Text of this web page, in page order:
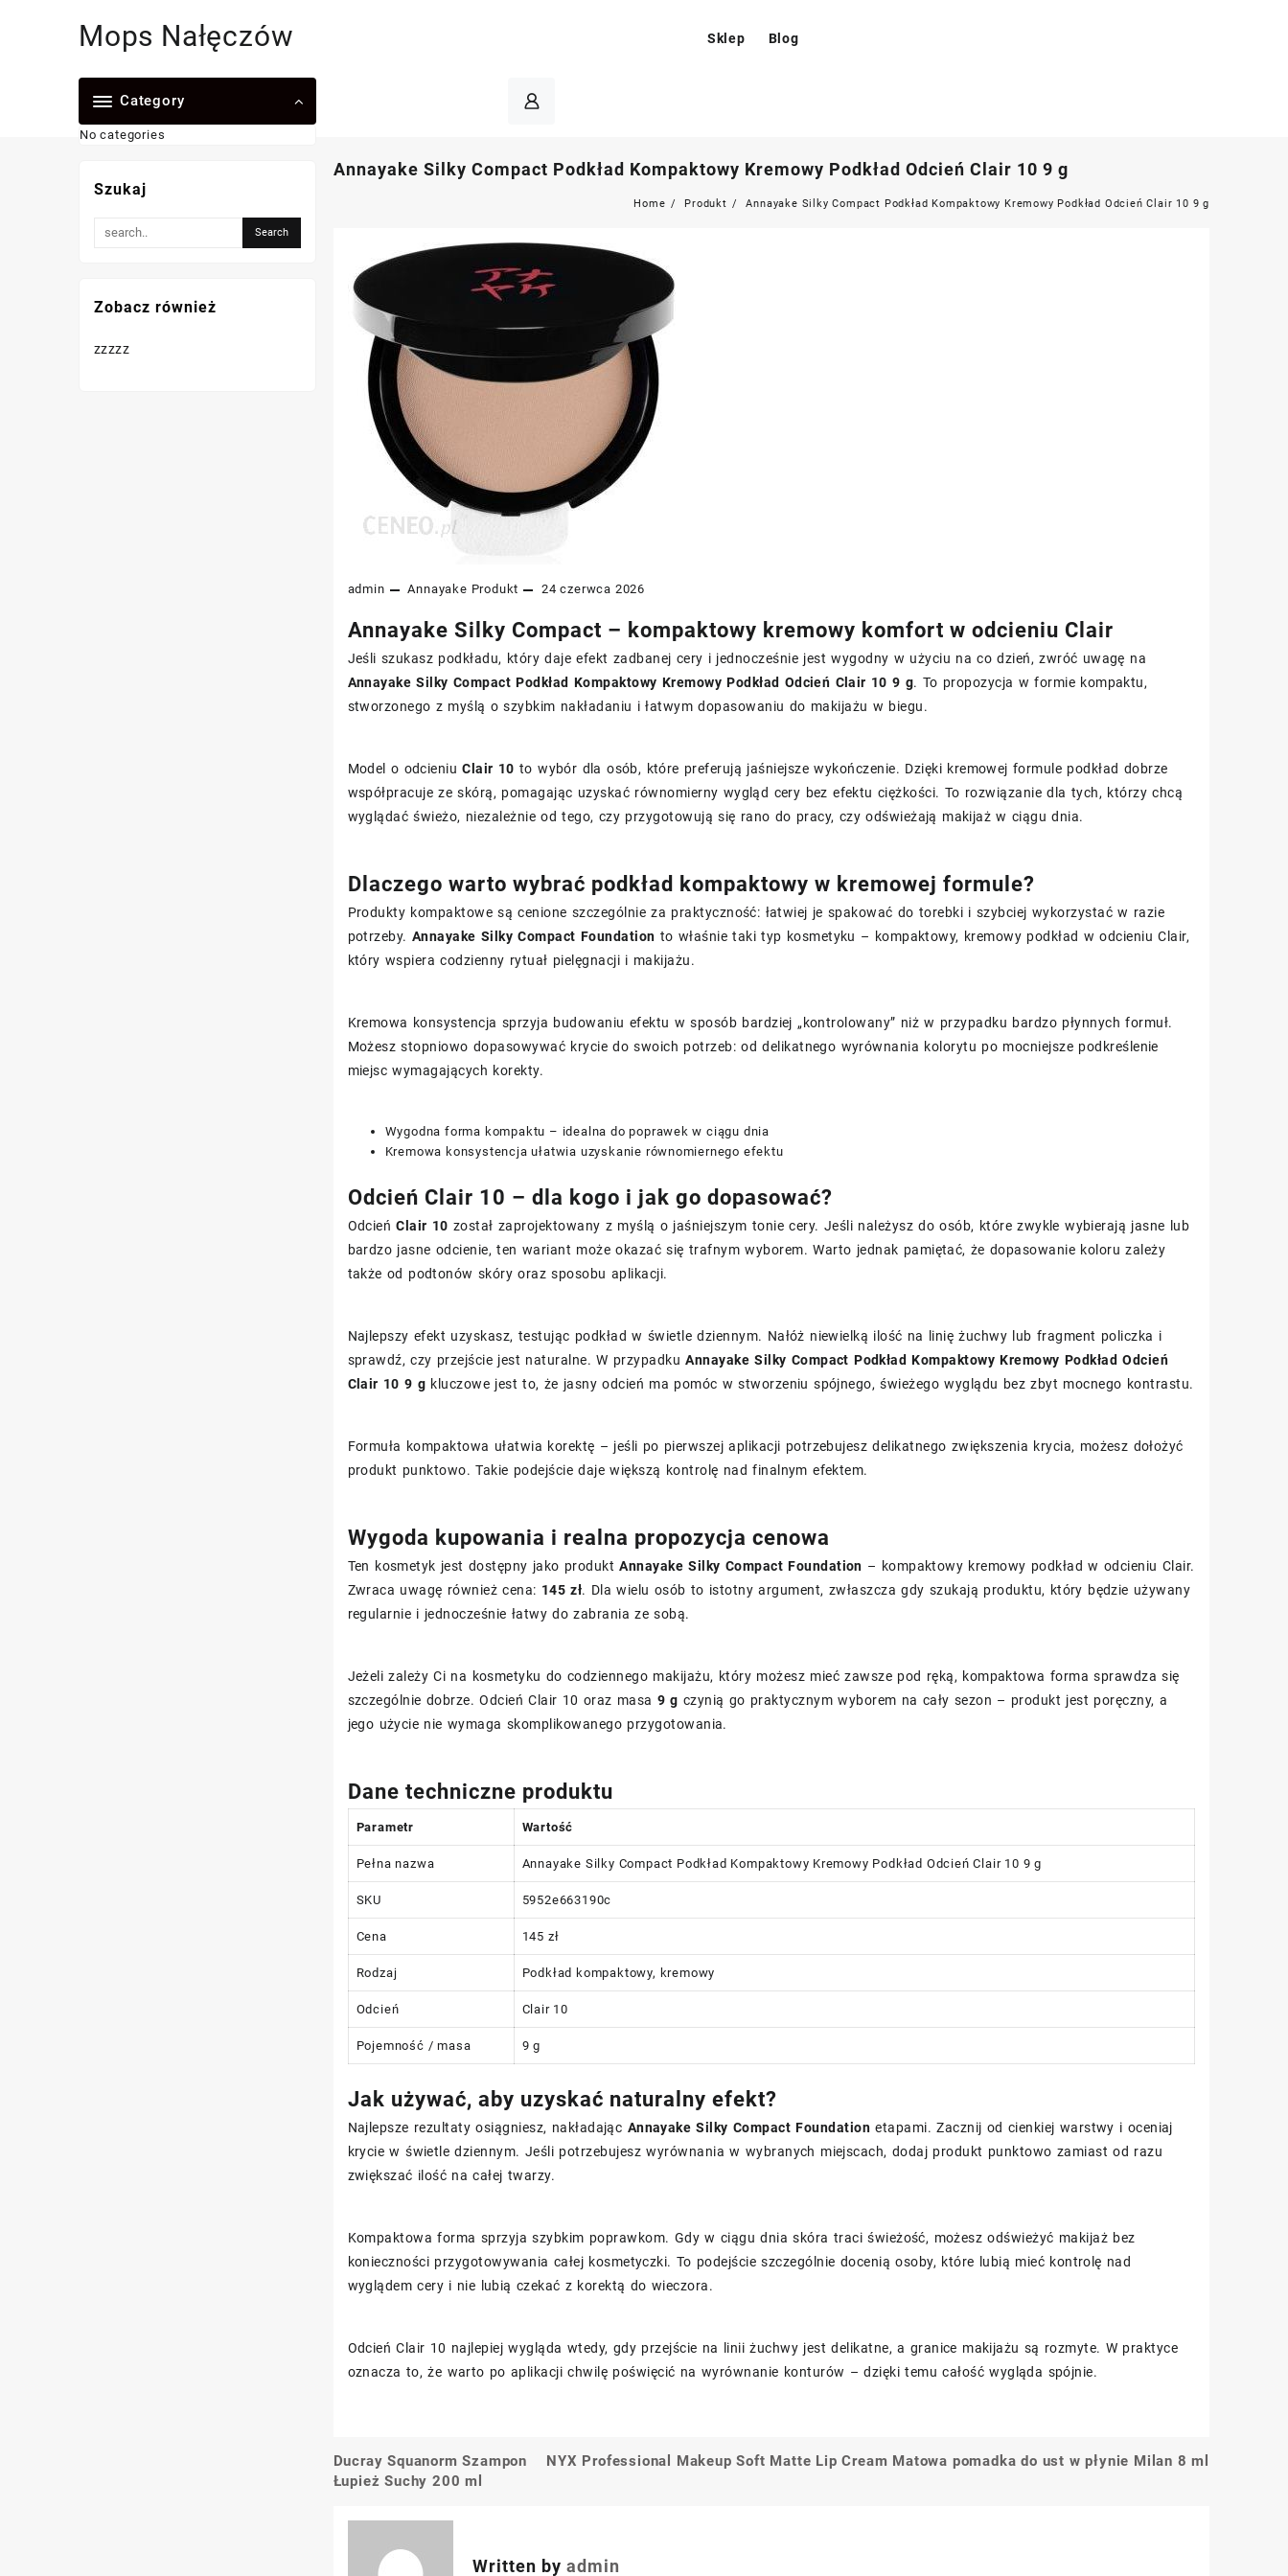
Mops Nałęczów Sklep Blog
Category
No categories
Annayake Silky Compact Podkład Kompaktowy Kremowy Podkład Odcień Clair 10 9 g
Home Produkt Annayake Silky Compact Podkład Kompaktowy Kremowy Podkład Odcień Clair 10 9 g
admin Annayake Produkt 24 czerwca 2026
Annayake Silky Compact – kompaktowy kremowy komfort w odcieniu Clair
Jeśli szukasz podkładu, który daje efekt zadbanej cery i jednocześnie jest wygodny w użyciu na co dzień, zwróć uwagę na
Annayake Silky Compact Podkład Kompaktowy Kremowy Podkład Odcień Clair 10 9 g. To propozycja w formie kompaktu,
stworzonego z myślą o szybkim nakładaniu i łatwym dopasowaniu do makijażu w biegu.
Model o odcieniuClair 10 to wybór dla osób, które preferują jaśniejsze wykończenie. Dzięki kremowej formule podkład dobrze
współpracuje ze skórą, pomagając uzyskać równomierny wygląd cery bez efektu ciężkości. To rozwiązanie dla tych, którzy chcą
wyglądać świeżo, niezależnie od tego, czy przygotowują się rano do pracy, czy odświeżają makijaż w ciągu dnia.
Dlaczego warto wybrać podkład kompaktowy w kremowej formule?
Produkty kompaktowe są cenione szczególnie za praktyczność: łatwiej je spakować do torebki i szybciej wykorzystać w razie
potrzeby. Annayake Silky Compact Foundation to właśnie taki typ kosmetyku – kompaktowy, kremowy podkład w odcieniu Clair,
który wspiera codzienny rytuał pielęgnacji i makijażu.
Kremowa konsystencja sprzyja budowaniu efektu w sposób bardziej „kontrolowany” niż w przypadku bardzo płynnych formuł.
Możesz stopniowo dopasowywać krycie do swoich potrzeb: od delikatnego wyrównania kolorytu po mocniejsze podkreślenie
miejsc wymagających korekty.
Wygodna forma kompaktu – idealna do poprawek w ciągu dnia
Kremowa konsystencja ułatwia uzyskanie równomiernego efektu
Odcień Clair 10 – dla kogo i jak go dopasować?
OdcieńClair 10 został zaprojektowany z myślą o jaśniejszym tonie cery. Jeśli należysz do osób, które zwykle wybierają jasne lub
bardzo jasne odcienie, ten wariant może okazać się trafnym wyborem. Warto jednak pamiętać, że dopasowanie koloru zależy
także od podtonów skóry oraz sposobu aplikacji.
Najlepszy efekt uzyskasz, testując podkład w świetle dziennym. Nałóż niewielką ilość na linię żuchwy lub fragment policzka i
sprawdź, czy przejście jest naturalne. W przypadkuAnnayake Silky Compact Podkład Kompaktowy Kremowy Podkład Odcień
Clair 10 9 g kluczowe jest to, że jasny odcień ma pomóc w stworzeniu spójnego, świeżego wyglądu bez zbyt mocnego kontrastu.
Formuła kompaktowa ułatwia korektę – jeśli po pierwszej aplikacji potrzebujesz delikatnego zwiększenia krycia, możesz dołożyć
produkt punktowo. Takie podejście daje większą kontrolę nad finalnym efektem.
Wygoda kupowania i realna propozycja cenowa
Ten kosmetyk jest dostępny jako produktAnnayake Silky Compact Foundation – kompaktowy kremowy podkład w odcieniu Clair.
Zwraca uwagę również cena: 145 zł. Dla wielu osób to istotny argument, zwłaszcza gdy szukają produktu, który będzie używany
regularnie i jednocześnie łatwy do zabrania ze sobą.
Jeżeli zależy Ci na kosmetyku do codziennego makijażu, który możesz mieć zawsze pod ręką, kompaktowa forma sprawdza się
szczególnie dobrze. Odcień Clair 10 oraz masa 9 g czynią go praktycznym wyborem na cały sezon – produkt jest poręczny, a
jego użycie nie wymaga skomplikowanego przygotowania.
Dane techniczne produktu
Parametr Wartość
Pełna nazwa Annayake Silky Compact Podkład Kompaktowy Kremowy Podkład Odcień Clair 10 9 g
SKU 5952e663190c
Cena 145 zł
Rodzaj Podkład kompaktowy, kremowy
Odcień Clair 10
Pojemność / masa 9 g
Jak używać, aby uzyskać naturalny efekt?
Najlepsze rezultaty osiągniesz, nakładając Annayake Silky Compact Foundation etapami. Zacznij od cienkiej warstwy i oceniaj
krycie w świetle dziennym. Jeśli potrzebujesz wyrównania w wybranych miejscach, dodaj produkt punktowo zamiast od razu
zwiększać ilość na całej twarzy.
Kompaktowa forma sprzyja szybkim poprawkom. Gdy w ciągu dnia skóra traci świeżość, możesz odświeżyć makijaż bez
konieczności przygotowywania całej kosmetyczki. To podejście szczególnie docenią osoby, które lubią mieć kontrolę nad
wyglądem cery i nie lubią czekać z korektą do wieczora.
Odcień Clair 10 najlepiej wygląda wtedy, gdy przejście na linii żuchwy jest delikatne, a granice makijażu są rozmyte. W praktyce
oznacza to, że warto po aplikacji chwilę poświęcić na wyrównanie konturów – dzięki temu całość wygląda spójnie.
Nawigacja
Ducray Squanorm Szampon
Łupież Suchy 200 ml
NYX Professional Makeup Soft Matte Lip Cream Matowa pomadka do ust w płynie Milan 8 ml
Written by admin
Szukaj
Zobacz również
zzzzz